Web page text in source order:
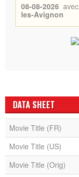
08-08-2026 avec
les-Avignon
DATA SHEET
Movie Title (FR)
Movie Title (US)
Movie Title (Orig)